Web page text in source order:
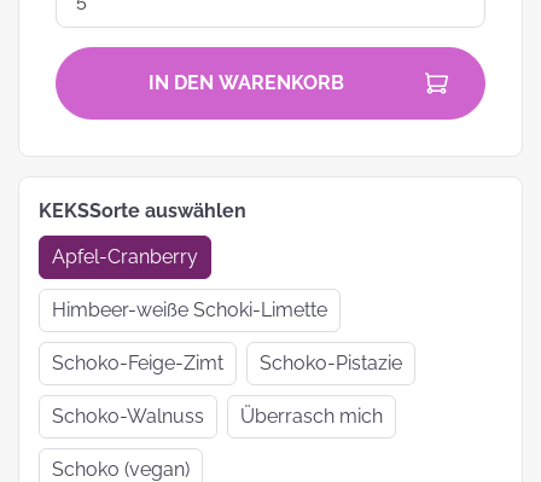
IN DEN WARENKORB
KEKSSorte auswählen
Apfel-Cranberry
Himbeer-weiße Schoki-Limette
Schoko-Feige-Zimt Schoko-Pistazie
Schoko-Walnuss Überrasch mich
Schoko (vegan)